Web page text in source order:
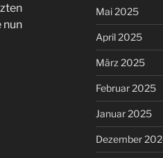
nun
Mai 2025
April 2025
März 2025
Februar 2025
Januar 2025
Dezember